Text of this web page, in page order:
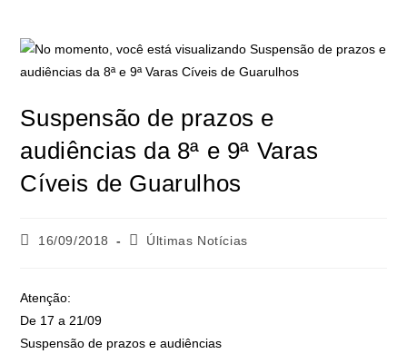
Suspensão de prazos e
audiências da 8ª e 9ª Varas
Cíveis de Guarulhos
16/09/2018 Últimas Notícias
Atenção:
De 17 a 21/09
Suspensão de prazos e audiências